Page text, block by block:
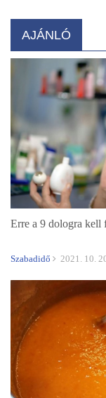
AJÁNLÓ
Erre a 9 dologra kell
Szabadidő 2021. 10.